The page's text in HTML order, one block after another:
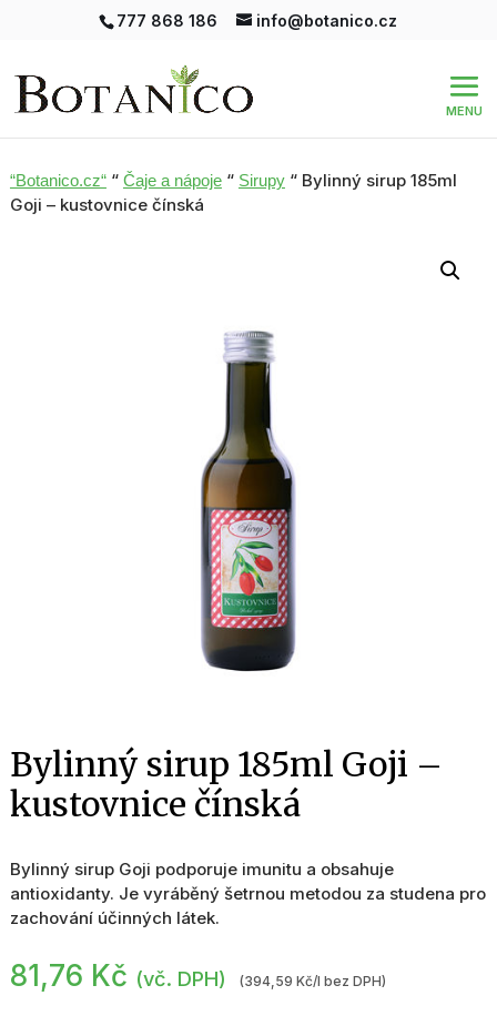
777 868 186 info@botanico.cz
“Botanico.cz““ Čaje a nápoje“ Sirupy“ Bylinný sirup 185ml
Goji – kustovnice čínská
Bylinný sirup 185ml Goji –
kustovnice čínská
Bylinný sirup Goji podporuje imunitu a obsahuje
antioxidanty. Je vyráběný šetrnou metodou za studena pro
zachování účinných látek.
81,76 Kč (vč. DPH) (394,59 Kč/l bez DPH)